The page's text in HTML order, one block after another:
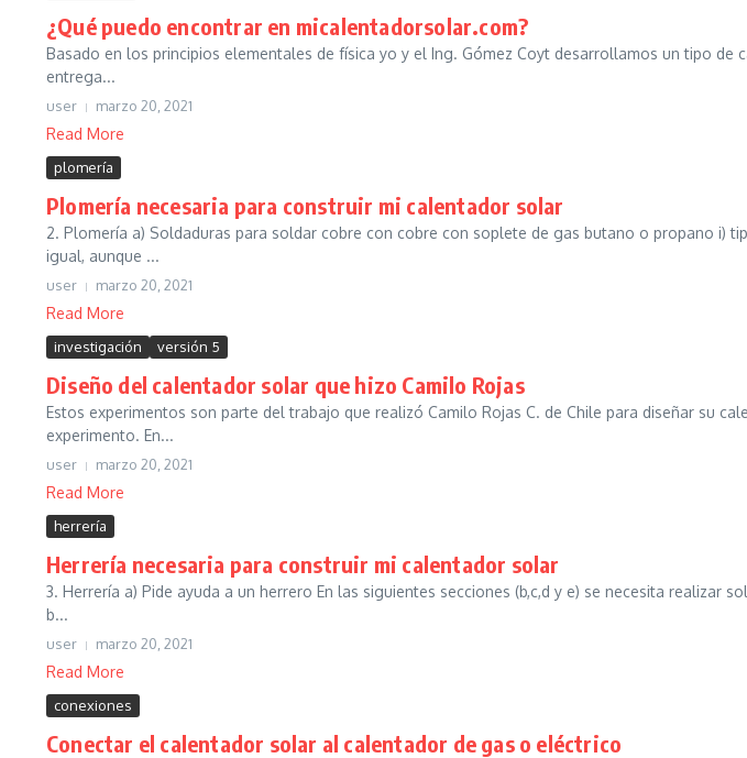
¿Qué puedo encontrar en micalentadorsolar.com?
Basado en los principios elementales de física yo y el Ing. Gómez Coyt desarrollamos un tipo
entrega...
user marzo 20, 2021
Read More
plomería
Plomería necesaria para construir mi calentador solar
2. Plomería a) Soldaduras para soldar cobre con cobre con soplete de gas butano o propano i)
igual, aunque ...
user marzo 20, 2021
Read More
investigación versión 5
Diseño del calentador solar que hizo Camilo Rojas
Estos experimentos son parte del trabajo que realizó Camilo Rojas C. de Chile para diseñar su
experimento. En...
user marzo 20, 2021
Read More
herrería
Herrería necesaria para construir mi calentador solar
3. Herrería a) Pide ayuda a un herrero En las siguientes secciones (b,c,d y e) se necesita
b...
user marzo 20, 2021
Read More
conexiones
Conectar el calentador solar al calentador de gas o eléctrico